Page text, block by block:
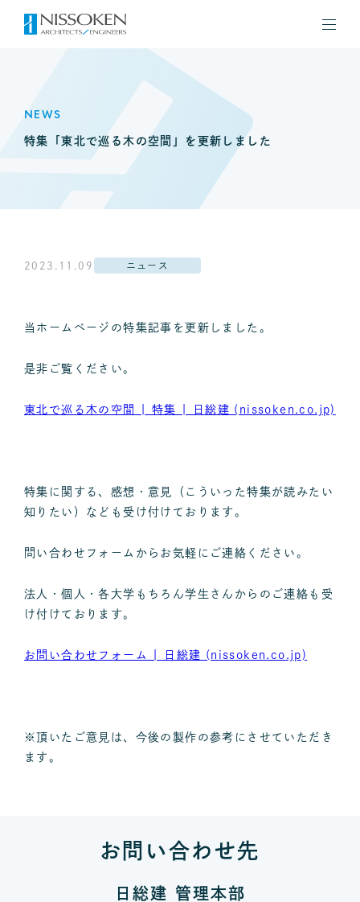
NEWS
特集「東北で巡る木の空間」を更新しました
2023.11.09 ニュース
当ホームページの特集記事を更新しました。
是非ご覧ください。
東北で巡る木の空間 | 特集 | 日総建 (nissoken.co.jp)
特集に関する、感想・意見（こういった特集が読みたい
知りたい）なども受け付けております。
問い合わせフォームからお気軽にご連絡ください。
法人・個人・各大学もちろん学生さんからのご連絡も受
け付けております。
お問い合わせフォーム | 日総建 (nissoken.co.jp)
※頂いたご意見は、今後の製作の参考にさせていただき
ます。
お問い合わせ先
日総建 管理本部